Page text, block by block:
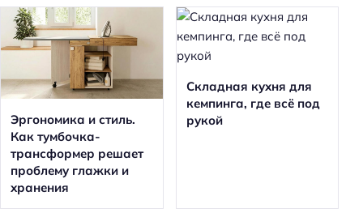
Эргономика и стиль.
Как тумбочка-
трансформер решает
проблему глажки и
хранения
Складная кухня для
кемпинга, где всё под
рукой